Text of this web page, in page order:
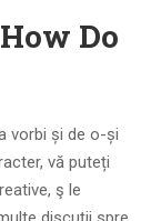
Do
vorbi și de o-și
vă puteți
ş le